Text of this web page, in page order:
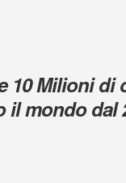
10 Milioni di
il mondo dal